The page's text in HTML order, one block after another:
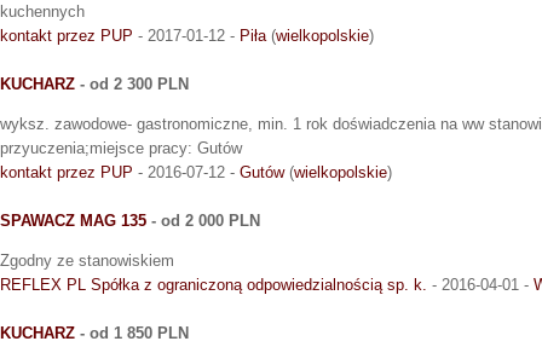
kuchennych
kontakt przez PUP - 2017-01-12 - Piła (wielkopolskie)
KUCHARZ - od 2 300 PLN
wyksz. zawodowe- gastronomiczne, min. 1 rok doświadczenia na ww
przyuczenia;miejsce pracy: Gutów
kontakt przez PUP - 2016-07-12 - Gutów(wielkopolskie)
SPAWACZ MAG 135 - od 2 000 PLN
Zgodny ze stanowiskiem
REFLEX PL Spółka z ograniczoną odpowiedzialnością sp. k. - 2016-04-01 -
KUCHARZ - od 1 850 PLN